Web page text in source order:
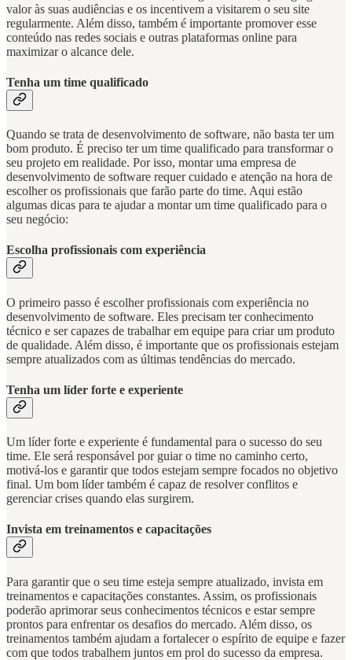
valor às suas audiências e os incentivem a visitarem o seu site
regularmente. Além disso, também é importante promover esse
conteúdo nas redes sociais e outras plataformas online para
maximizar o alcance dele.
Tenha um time qualificado
Quando se trata de desenvolvimento de software, não basta ter um
bom produto. É preciso ter um time qualificado para transformar o
seu projeto em realidade. Por isso, montar uma empresa de
desenvolvimento de software requer cuidado e atenção na hora de
escolher os profissionais que farão parte do time. Aqui estão
algumas dicas para te ajudar a montar um time qualificado para o
seu negócio:
Escolha profissionais com experiência
O primeiro passo é escolher profissionais com experiência no
desenvolvimento de software. Eles precisam ter conhecimento
técnico e ser capazes de trabalhar em equipe para criar um produto
de qualidade. Além disso, é importante que os profissionais estejam
sempre atualizados com as últimas tendências do mercado.
Tenha um líder forte e experiente
Um líder forte e experiente é fundamental para o sucesso do seu
time. Ele será responsável por guiar o time no caminho certo,
motivá-los e garantir que todos estejam sempre focados no objetivo
final. Um bom líder também é capaz de resolver conflitos e
gerenciar crises quando elas surgirem.
Invista em treinamentos e capacitações
Para garantir que o seu time esteja sempre atualizado, invista em
treinamentos e capacitações constantes. Assim, os profissionais
poderão aprimorar seus conhecimentos técnicos e estar sempre
prontos para enfrentar os desafios do mercado. Além disso, os
treinamentos também ajudam a fortalecer o espírito de equipe e fazer
com que todos trabalhem juntos em prol do sucesso da empresa.